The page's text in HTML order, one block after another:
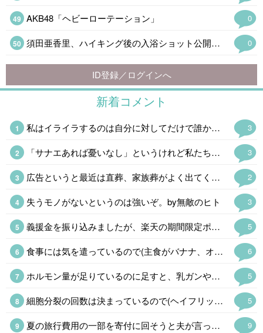
0
AKB48「ヘビーローテーション」
0
須田亜香里、ハイキング後の入浴ショット公開「ドキッとした」
ID登録／ログインへ
新着コメント
3
私はイライラするのは自分に対してだけで誰かがすることにはまあ、ニンゲンがやることだからしょうがない。おもしろいことをするなぁという感じ。 AI君によると「地獄のような脳内環境」だそうだ。
3
「サナエあれば憂いなし」というけれど私たちは「ソナエがなくて憂うばかり」である。
2
広告というと最近は直葬、家族葬がよく出てくるけど、求人サイトの「昆虫·正社員」というのと不動産サイトの「2LDK0.9万円」(超絶事故物件にしてもあり得ない誤植だ)のインパクト半端なかった。
3
失うモノがないというのは強いぞ。by無敵のヒト
5
義援金を振り込みましたが、楽天の期間限定ポイントがあったので、ポイントも少しだけ(金額はショボいので㊙️)にはなりますが寄付させて戴きました。 この暑さによる二次災害も心配ですが、支援物資の仕分けが追い付かず停止しているそうなので、今回はお金だけにしました👛 現地のボランティアの方にも頭が下がります。
6
食事には気を遣っているので(主食がバナナ、オートミール、全粒粉クラッカー、今の時期はトウモロコシも🌟)食生活には自信があるのですが、旅行で飲み食いしたり自分用お土産😂で2kg太ったのでダイエット中です。 普段の食生活に戻して、食後の血糖値急上昇を阻止する足踏み運動も始めました。 大体1kg落ちたので、あと半分頑張ります。
5
ホルモン量が足りているのに足すと、乳ガンや血栓のリスクが増したり、余計にホルモンバランスが崩れるので処方されなかったのは当然です😅 即効性を求めるならプラセンタ注射(48歳なら保険適応)がありますし、漢方薬もあります。 完全に情報不足です💧
5
細胞分裂の回数は決まっているので(ヘイフリック限界)、もしかすると!と思ってAIに聞いてみました。 「若いうちに毛量が多いからといって毛根の細胞分裂の回数を早く消費するわけではないため、安心してください」と言われました😂
9
夏の旅行費用の一部を寄付に回そうと夫が言ってくれて、振り込んでくれました。 家計管理は、しっかり者の夫が主導してくれてます、私は精神年齢小学生なのです😓💦